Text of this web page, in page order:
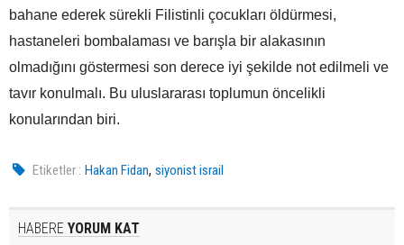
bahane ederek sürekli Filistinli çocukları öldürmesi,
hastaneleri bombalaması ve barışla bir alakasının
olmadığını göstermesi son derece iyi şekilde not edilmeli ve
tavır konulmalı. Bu uluslararası toplumun öncelikli
konularından biri.
Etiketler : Hakan Fidan,siyonist israil
HABERE YORUM KAT